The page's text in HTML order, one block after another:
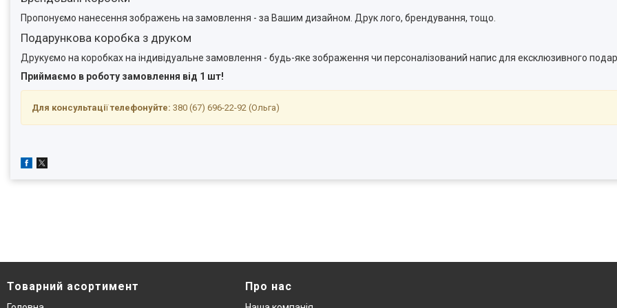
Пропонуємо нанесення зображень на замовлення - за Вашим дизайном. Друк лого, брендування, тощо.
Подарункова коробка з друком
Друкуємо на коробках на індивідуальне замовлення - будь-яке зображення чи персоналізований напис для ексклюзивного
Приймаємо в роботу замовлення від 1 шт!
Для консультаціїтелефонуйте: 380 (67) 696-22-92 (Ольга)
Товарний асортимент Про нас